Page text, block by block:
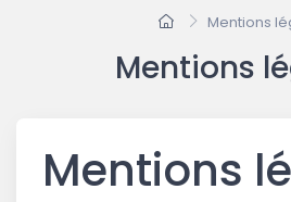
Mentions
Mentions
Mentions